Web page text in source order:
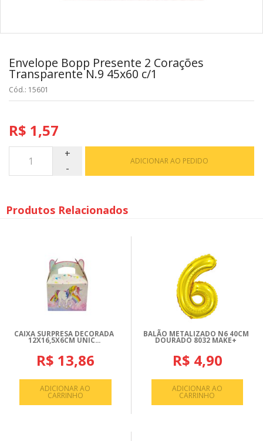
Envelope Bopp Presente 2 Corações
Transparente N.9 45x60 c/1
Cód.: 15601
R$ 1,57
ADICIONAR AO PEDIDO
Produtos Relacionados
CAIXA SURPRESA DECORADA
12X16,5X6CM UNIC...
R$ 13,86
ADICIONAR AO
CARRINHO
BALÃO METALIZADO N6 40CM
DOURADO 8032 MAKE+
R$ 4,90
ADICIONAR AO
CARRINHO